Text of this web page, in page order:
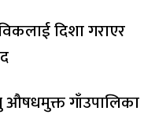
दिशा गराएर
औषधमुक्त गाँउपालिका